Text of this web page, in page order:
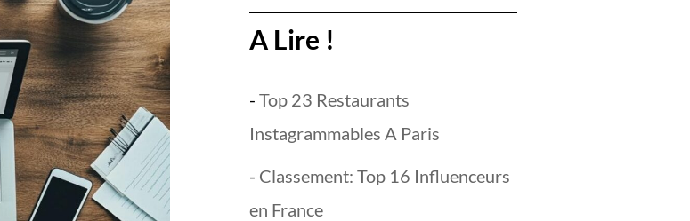
A Lire !
-Top 23 Restaurants
Instagrammables A Paris
- Classement: Top 16 Influenceurs
en France